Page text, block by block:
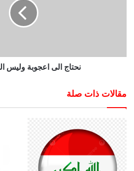
نحتاج الى اعجوبة وليس
مقالات ذات صلة